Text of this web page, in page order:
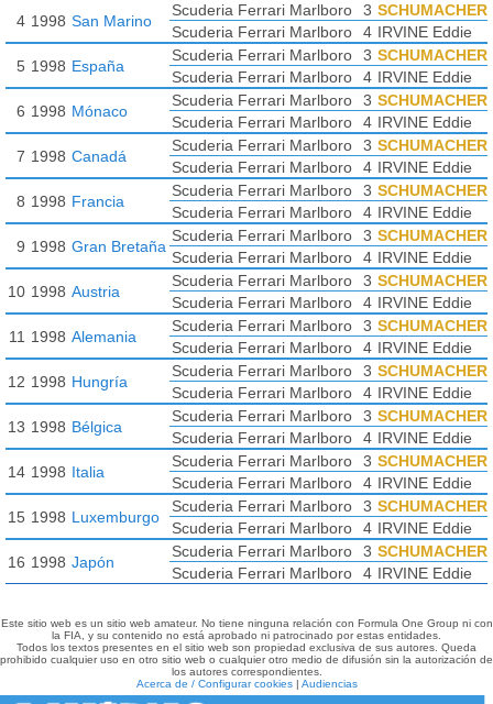
4 1998 San Marino
Scuderia Ferrari Marlboro 3
Scuderia Ferrari Marlboro
4 IRVINE Eddie
5 1998 España
Scuderia Ferrari Marlboro 3
Scuderia Ferrari Marlboro
4 IRVINE Eddie
6 1998 Mónaco
Scuderia Ferrari Marlboro 3
Scuderia Ferrari Marlboro
4 IRVINE Eddie
7 1998 Canadá
Scuderia Ferrari Marlboro 3
Scuderia Ferrari Marlboro
4 IRVINE Eddie
8 1998 Francia
Scuderia Ferrari Marlboro 3
Scuderia Ferrari Marlboro
4 IRVINE Eddie
9 1998 Gran Bretaña
Scuderia Ferrari Marlboro 3
Scuderia Ferrari Marlboro
4 IRVINE Eddie
10 1998 Austria
Scuderia Ferrari Marlboro 3
Scuderia Ferrari Marlboro
4 IRVINE Eddie
11 1998 Alemania
Scuderia Ferrari Marlboro 3
Scuderia Ferrari Marlboro
4 IRVINE Eddie
12 1998 Hungría
Scuderia Ferrari Marlboro 3
Scuderia Ferrari Marlboro
4 IRVINE Eddie
13 1998 Bélgica
Scuderia Ferrari Marlboro 3
Scuderia Ferrari Marlboro
4 IRVINE Eddie
14 1998 Italia
Scuderia Ferrari Marlboro 3
Scuderia Ferrari Marlboro
4 IRVINE Eddie
15 1998 Luxemburgo
Scuderia Ferrari Marlboro 3
Scuderia Ferrari Marlboro
4 IRVINE Eddie
16 1998 Japón
Scuderia Ferrari Marlboro 3
Scuderia Ferrari Marlboro
4 IRVINE Eddie
Este sitio web es un sitio web amateur. No tiene ninguna relación con Formula One Group ni con
la FIA, y su contenido no está aprobado ni patrocinado por estas entidades.
Todos los textos presentes en el sitio web son propiedad exclusiva de sus autores. Queda
prohibido cualquier uso en otro sitio web o cualquier otro medio de difusión sin la autorización de
los autores correspondientes.
Acerca de / Configurar cookies| Audiencias